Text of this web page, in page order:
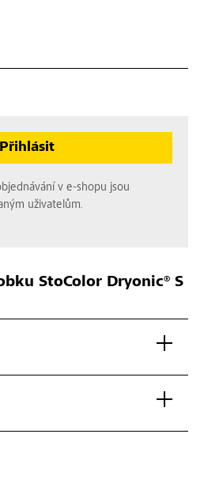
Přihlásit
v e-shopu jsou
uživatelům.
StoColor Dryonic® S